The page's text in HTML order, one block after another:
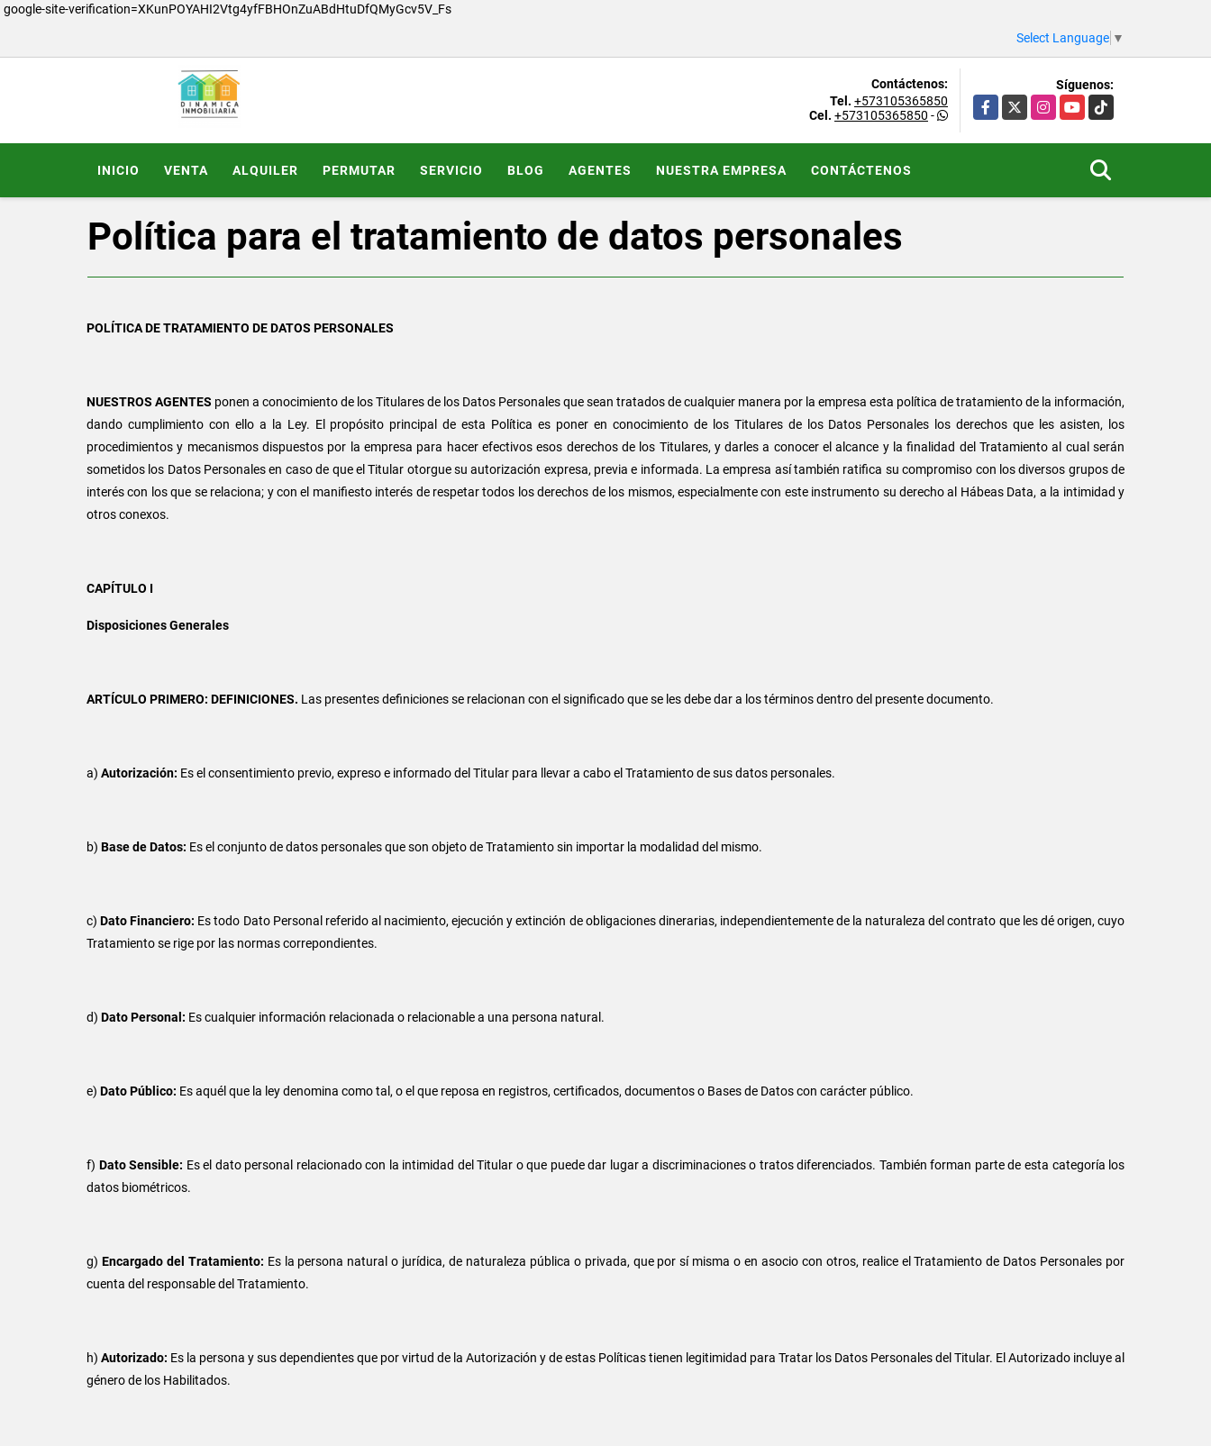
google-site-verification=XKunPOYAHI2Vtg4yfFBHOnZuABdHtuDfQMyGcv5V_Fs
Select Language ▼
Contáctenos:
Tel. +573105365850
Cel. +573105365850 -
Síguenos:
Facebook
X InstagramYouTubeTikTok
INICIO VENTA ALQUILER PERMUTAR SERVICIO BLOG AGENTES NUESTRA EMPRESA CONTÁCTENOS
Política para el tratamiento de datos personales
POLÍTICA DE TRATAMIENTO DE DATOS PERSONALES
NUESTROS AGENTES ponen a conocimiento de los Titulares de los Datos Personales que sean tratados de cualquier manera por la empresa esta política de tratamiento de la información,
dando cumplimiento con ello a la Ley. El propósito principal de esta Política es poner en conocimiento de los Titulares de los Datos Personales los derechos que les asisten, los
procedimientos y mecanismos dispuestos por la empresa para hacer efectivos esos derechos de los Titulares, y darles a conocer el alcance y la finalidad del Tratamiento al cual serán
sometidos los Datos Personales en caso de que el Titular otorgue su autorización expresa, previa e informada. La empresa así también ratifica su compromiso con los diversos grupos de
interés con los que se relaciona; y con el manifiesto interés de respetar todos los derechos de los mismos, especialmente con este instrumento su derecho al Hábeas Data, a la intimidad y
otros conexos.
CAPÍTULO I
Disposiciones Generales
ARTÍCULO PRIMERO: DEFINICIONES. Las presentes definiciones se relacionan con el significado que se les debe dar a los términos dentro del presente documento.
a) Autorización: Es el consentimiento previo, expreso e informado del Titular para llevar a cabo el Tratamiento de sus datos personales.
b) Base de Datos: Es el conjunto de datos personales que son objeto de Tratamiento sin importar la modalidad del mismo.
c)Dato Financiero: Es todo Dato Personal referido al nacimiento, ejecución y extinción de obligaciones dinerarias, independientemente de la naturaleza del contrato que les dé origen, cuyo
Tratamiento se rige por las normas correpondientes.
d) Dato Personal: Es cualquier información relacionada o relacionable a una persona natural.
e) Dato Público: Es aquél que la ley denomina como tal, o el que reposa en registros, certificados, documentos o Bases de Datos con carácter público.
f) Dato Sensible: Es el dato personal relacionado con la intimidad del Titular o que puede dar lugar a discriminaciones o tratos diferenciados. También forman parte de esta categoría los
datos biométricos.
g) Encargado del Tratamiento: Es la persona natural o jurídica, de naturaleza pública o privada, que por sí misma o en asocio con otros, realice el Tratamiento de Datos Personales por
cuenta del responsable del Tratamiento.
h) Autorizado: Es la persona y sus dependientes que por virtud de la Autorización y de estas Políticas tienen legitimidad para Tratar los Datos Personales del Titular. El Autorizado incluye al
género de los Habilitados.